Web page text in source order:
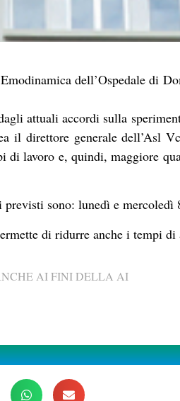
dell’Ospedale di
attuali accordi sulla
il direttore generale dell’Asl
di lavoro e, quindi, maggiore
sono: lunedì e mercoledì
di ridurre anche i tempi di
AI FINI DELLA AI